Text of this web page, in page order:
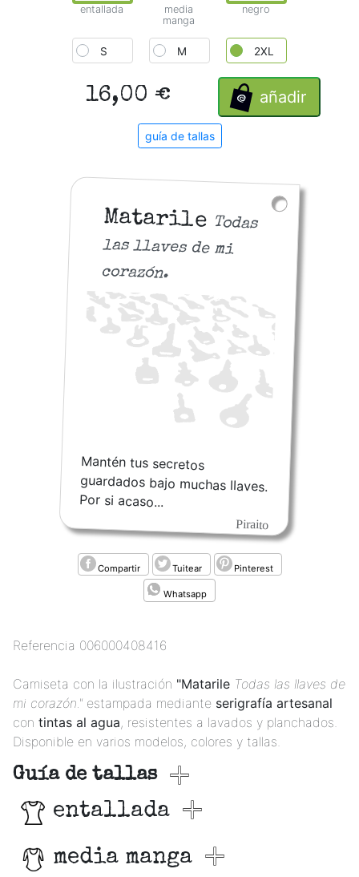
Matarile Todas
las llaves de mi
corazón.
Mantén tus secretos
guardados bajo muchas llaves.
Por si acaso...
Piraito
Compartir Tuitear Pinterest
Whatsapp
Referencia 006000408416
Camiseta con la ilustración "Matarile Todas las llaves de
mi corazón." estampada mediante serigrafía artesanal
con tintas al agua, resistentes a lavados y planchados.
Disponible en varios modelos, colores y tallas.
Guía de tallas
entallada
media manga
entallada
media
manga
negro
S M 2XL
16,00 € añadir
guía de tallas